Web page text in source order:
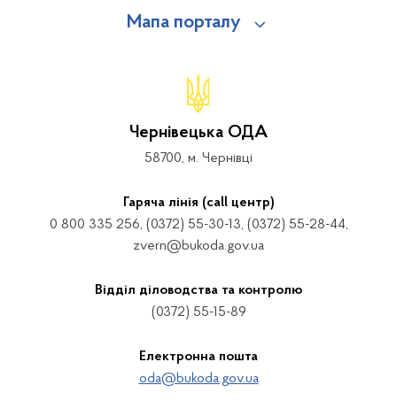
Мапа порталу
Чернівецька ОДА
58700, м. Чернівці
Гаряча лінія (call центр)
0 800 335 256, (0372) 55-30-13, (0372) 55-28-44,
zvern@bukoda.gov.ua
Відділ діловодства та контролю
(0372) 55-15-89
Електронна пошта
oda@bukoda.gov.ua